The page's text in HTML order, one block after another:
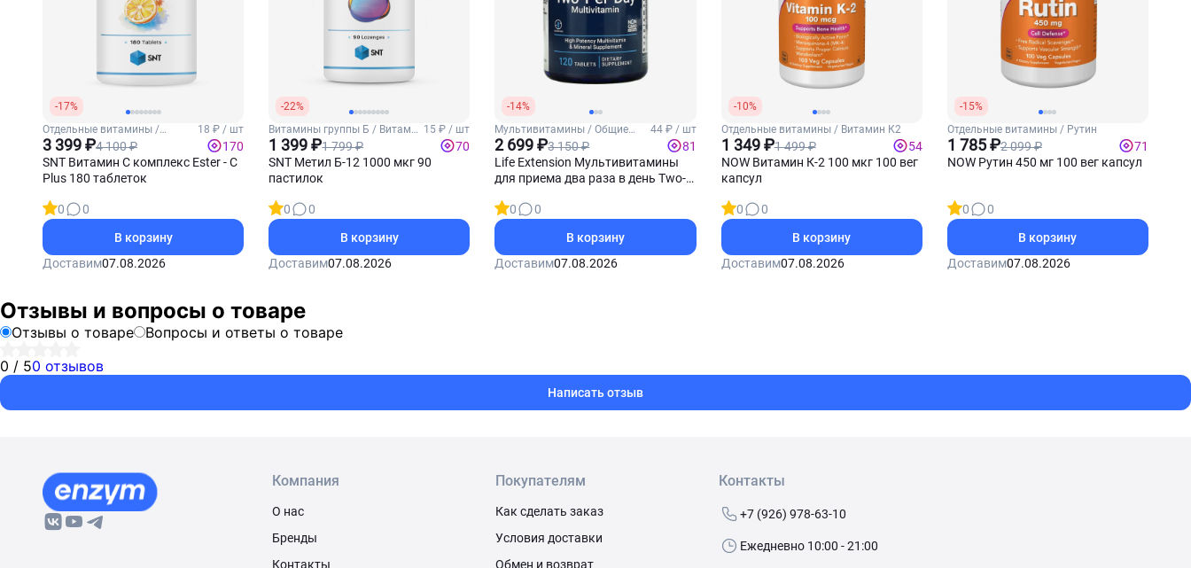
-17%
Отдельные витамины /
Витамин С
18 ₽ / шт
3 399 ₽4 100 ₽
170
SNT Витамин С комплекс Ester - C
Plus 180 таблеток
0
0
В корзину
Доставим07.08.2026
-22%
Витамины группы Б / Витамин
Б12
15 ₽ / шт
1 399 ₽1 799 ₽
70
SNT Метил Б-12 1000 мкг 90
пастилок
0
0
В корзину
Доставим07.08.2026
-14%
Мультивитамины / Общие
витамины
44 ₽ / шт
2 699 ₽3 150 ₽
81
Life Extension Мультивитамины
для приема два раза в день Two-
0
0
В корзину
Доставим07.08.2026
-10%
Отдельные витамины / Витамин К2
1 349 ₽1 499 ₽
54
NOW Витамин К-2 100 мкг 100 вег
капсул
0
0
В корзину
Доставим07.08.2026
-15%
Отдельные витамины / Рутин
1 785 ₽2 099 ₽
71
NOW Рутин 450 мг 100 вег капсул
0
0
В корзину
Доставим07.08.2026
Отзывы и вопросы о товаре
Отзывы о товаре
Вопросы и ответы о товаре
0 / 50 отзывов
Написать отзыв
Компания
О нас
Бренды
Контакты
Покупателям
Как сделать заказ
Условия доставки
Обмен и возврат
Контакты
+7 (926) 978-63-10
Ежедневно 10:00 - 21:00